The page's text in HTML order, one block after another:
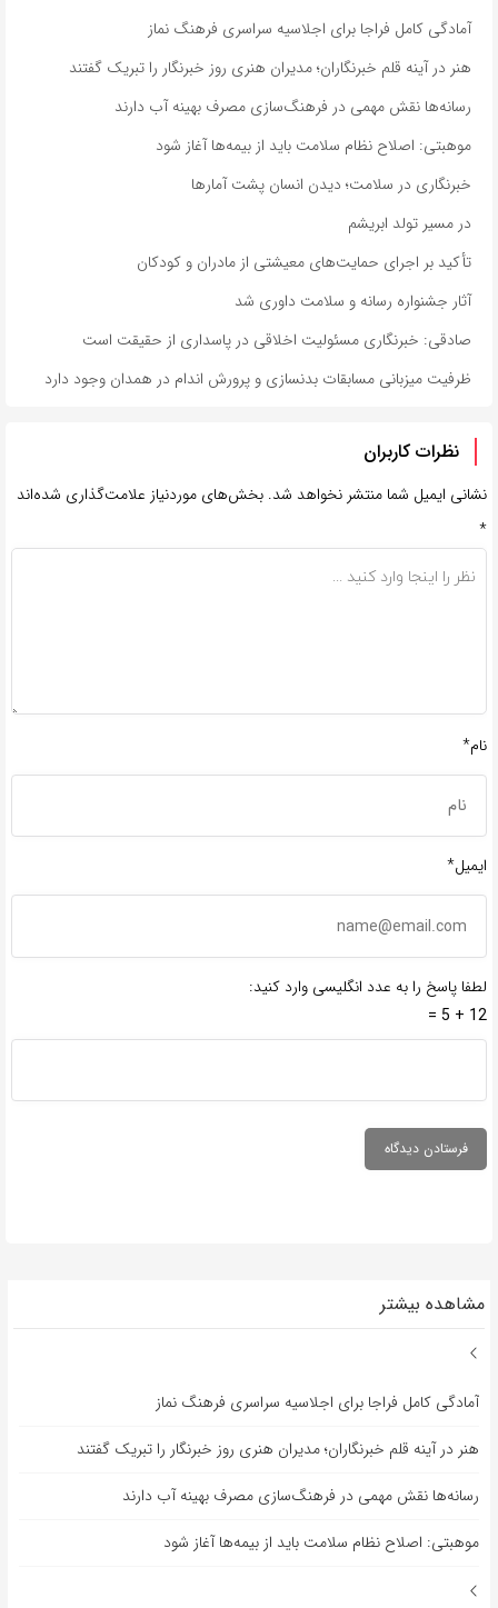
آمادگی کامل فراجا برای اجلاسیه سراسری فرهنگ نماز
هنر در آینه قلم خبرنگاران؛ مدیران هنری روز خبرنگار را تبریک گفتند
رسانه‌ها نقش مهمی در فرهنگ‌سازی مصرف بهینه آب دارند
موهبتی: اصلاح نظام سلامت باید از بیمه‌ها آغاز شود
خبرنگاری در سلامت؛ دیدن انسان پشت آمارها
در مسیر تولد ابریشم
تأکید بر اجرای حمایت‌های معیشتی از مادران و کودکان
آثار جشنواره رسانه و سلامت داوری شد
صادقی: خبرنگاری مسئولیت اخلاقی در پاسداری از حقیقت است
ظرفیت میزبانی مسابقات بدنسازی و پرورش اندام در همدان وجود دارد
نظرات کاربران
نشانی ایمیل شما منتشر نخواهد شد. بخش‌های موردنیاز علامت‌گذاری شده‌اند
*
نام*
ایمیل*
لطفا پاسخ را به عدد انگلیسی وارد کنید:
12 + 5 =
مشاهده بیشتر
آمادگی کامل فراجا برای اجلاسیه سراسری فرهنگ نماز
هنر در آینه قلم خبرنگاران؛ مدیران هنری روز خبرنگار را تبریک گفتند
رسانه‌ها نقش مهمی در فرهنگ‌سازی مصرف بهینه آب دارند
موهبتی: اصلاح نظام سلامت باید از بیمه‌ها آغاز شود